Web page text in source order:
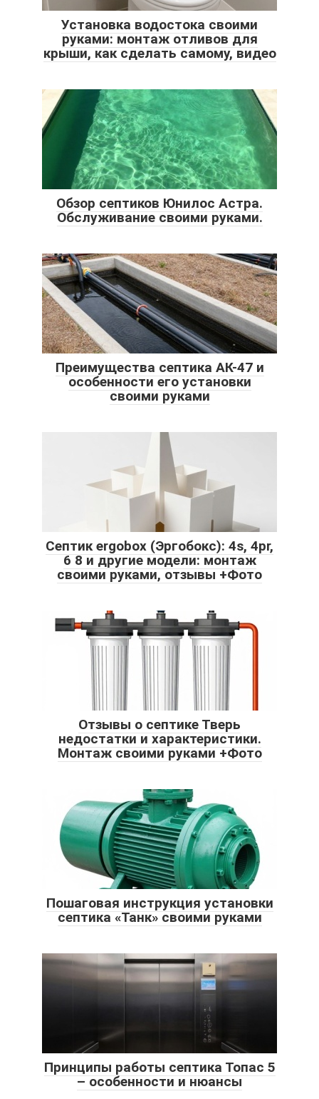
Установка водостока своими
руками: монтаж отливов для
крыши, как сделать самому, видео
Обзор септиков Юнилос Астра.
Обслуживание своими руками.
Преимущества септика АК-47 и
особенности его установки
своими руками
Септик ergobox (Эргобокс): 4s, 4pr,
6 8 и другие модели: монтаж
своими руками, отзывы +Фото
Отзывы о септике Тверь
недостатки и характеристики.
Монтаж своими руками +Фото
Пошаговая инструкция установки
септика «Танк» своими руками
Принципы работы септика Топас 5
– особенности и нюансы